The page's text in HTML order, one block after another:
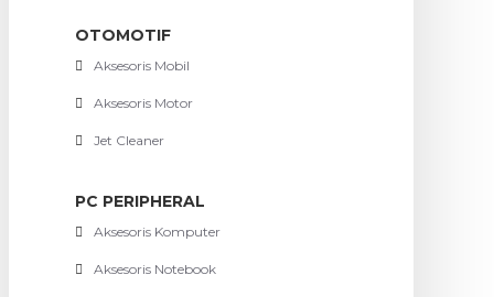
OTOMOTIF
Aksesoris Mobil
Aksesoris Motor
Jet Cleaner
PC PERIPHERAL
Aksesoris Komputer
Aksesoris Notebook